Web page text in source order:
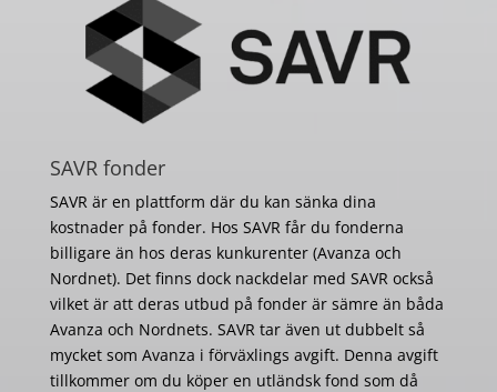
SAVR fonder
SAVR är en plattform där du kan sänka dina
kostnader på fonder. Hos SAVR får du fonderna
billigare än hos deras kunkurenter (Avanza och
Nordnet). Det finns dock nackdelar med SAVR också
vilket är att deras utbud på fonder är sämre än båda
Avanza och Nordnets. SAVR tar även ut dubbelt så
mycket som Avanza i förväxlings avgift. Denna avgift
tillkommer om du köper en utländsk fond som då